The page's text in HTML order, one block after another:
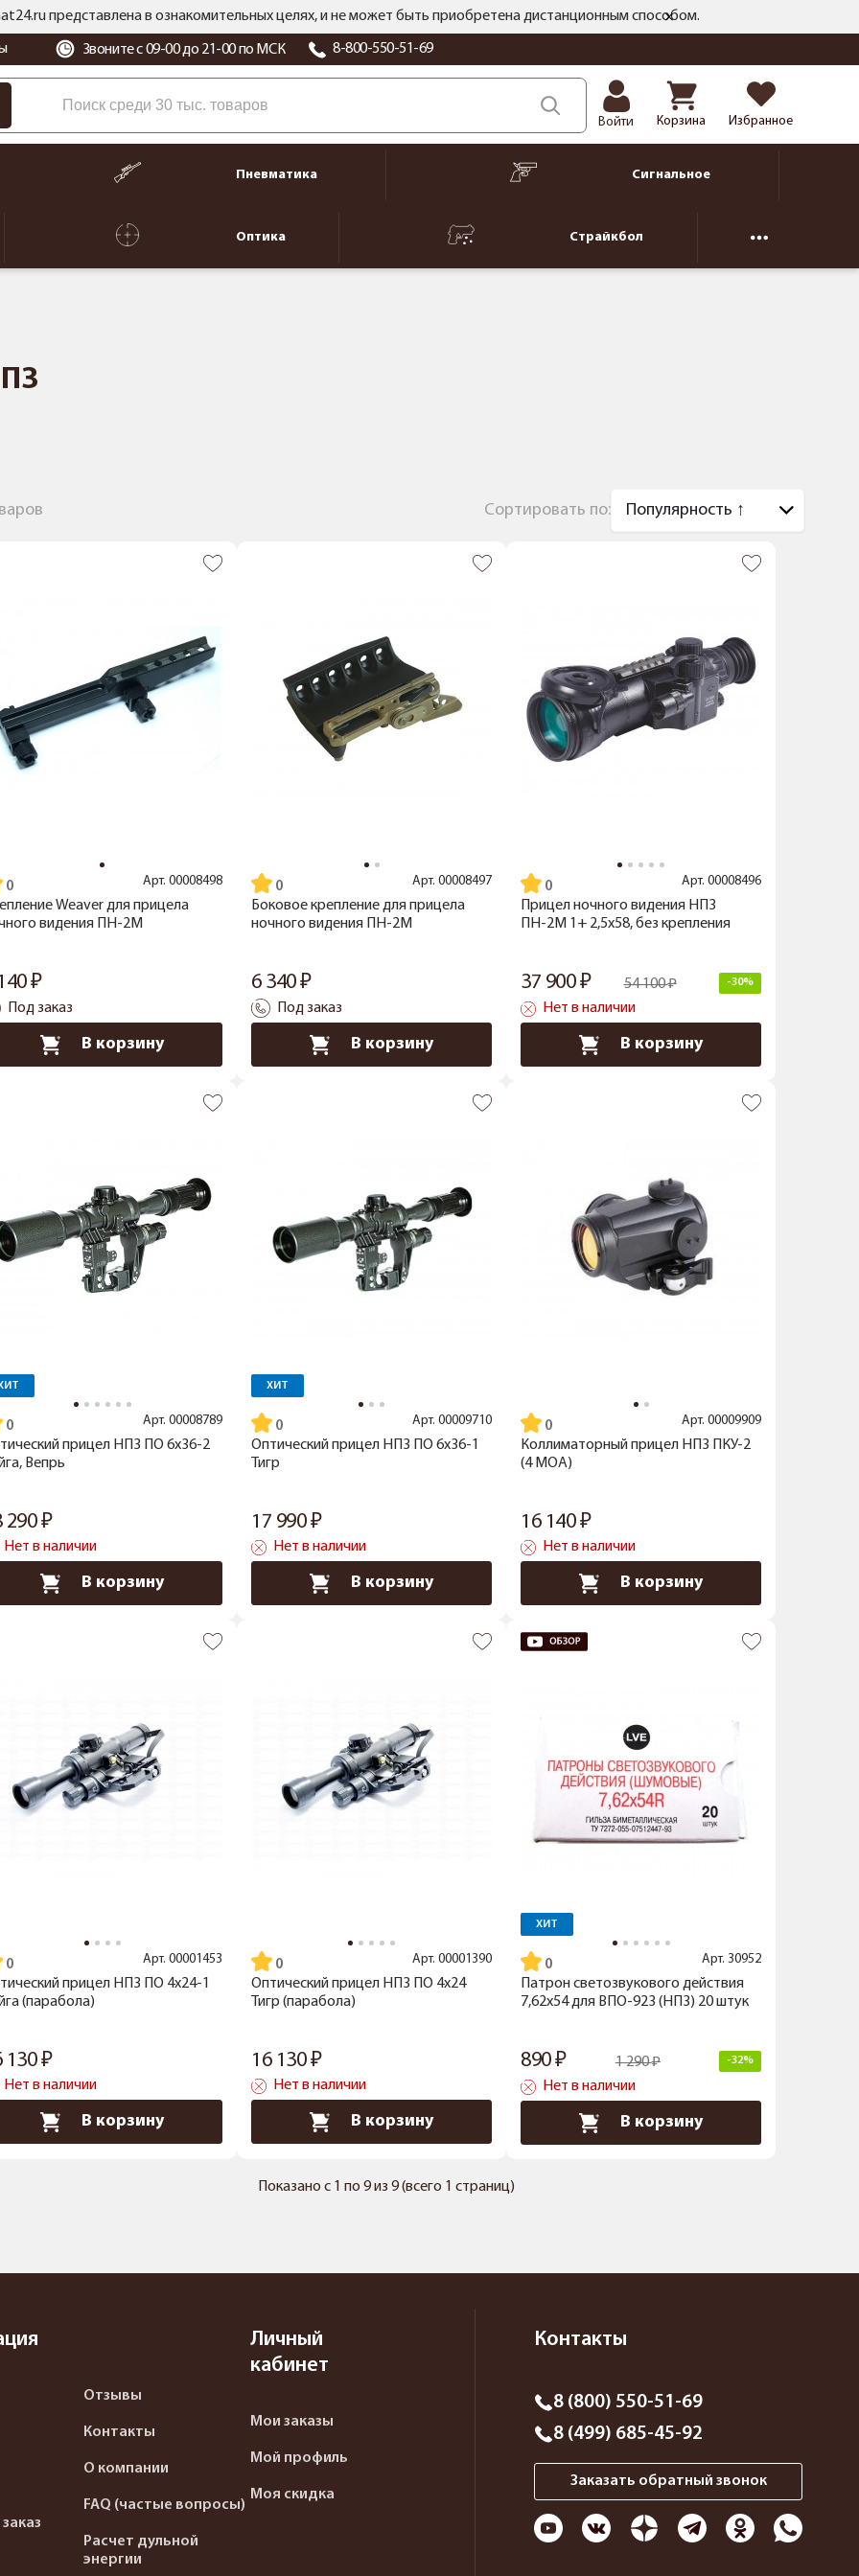
представлена в ознакомительных целях, и не может быть приобретена дистанционным способом.
Звоните с 09-00 до 21-00 по МСК 8-800-550-51-69
Войти Корзина Избранное
Пневматика Сигнальное
Оптика Страйкбол
Сортировать по:
Арт. 00008498
Weaver для прицела
видения ПН-2М
Под заказ
В корзину
Арт. 00008497
Боковое крепление для прицела
ночного видения ПН-2М
6 340
Под заказ
В корзину
Арт. 00008496
Прицел ночного видения НПЗ
ПН-2М 1+ 2,5x58, без крепления
37 900 54 100 -30%
Нет в наличии
В корзину
Арт. 00008789
прицел НПЗ ПО 6x36-2
Вепрь
290
Нет в наличии
В корзину
ХИТ
Арт. 00009710
Оптический прицел НПЗ ПО 6x36-1
Тигр
17 990
Нет в наличии
В корзину
Арт. 00009909
Коллиматорный прицел НПЗ ПКУ-2
(4 MOA)
16 140
Нет в наличии
В корзину
Арт. 00001453
прицел НПЗ ПО 4x24-1
(парабола)
130
Нет в наличии
В корзину
Арт. 00001390
Оптический прицел НПЗ ПО 4x24
Тигр (парабола)
16 130
Нет в наличии
В корзину
ХИТ
Арт. 30952
Патрон светозвукового действия
7,62x54 для ВПО-923 (НПЗ) 20 штук
890 1 290 -32%
Нет в наличии
В корзину
Показано с 1 по 9 из 9 (всего 1 страниц)
Отзывы
Контакты
О компании
FAQ (частые вопросы)
Расчет дульной
энергии
Личный
кабинет
Мои заказы
Мой профиль
Моя скидка
Контакты
8 (800) 550-51-69
8 (499) 685-45-92
Заказать обратный звонок